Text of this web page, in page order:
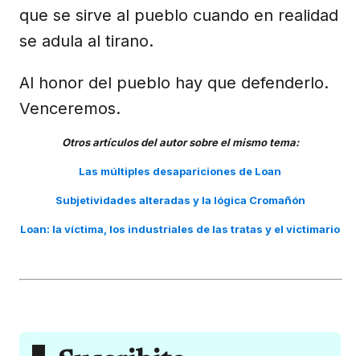
que se sirve al pueblo cuando en realidad
se adula al tirano.
Al honor del pueblo hay que defenderlo.
Venceremos.
Otros artículos del autor sobre el mismo tema:
Las múltiples desapariciones de Loan
Subjetividades alteradas y la lógica Cromañón
Loan: la víctima, los industriales de las tratas y el victimario